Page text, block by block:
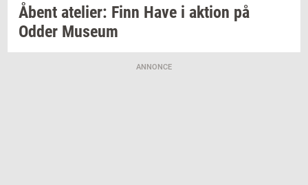
Åbent ate­li­er: Finn Have i ak­tion på
Odder Mu­se­um
ANNONCE